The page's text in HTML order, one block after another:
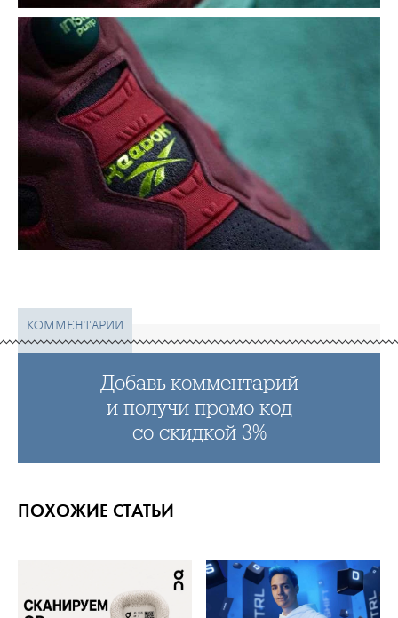
КОММЕНТАРИИ
Добавь комментарий
и получи промо код
со скидкой 3%
ПОХОЖИЕ СТАТЬИ